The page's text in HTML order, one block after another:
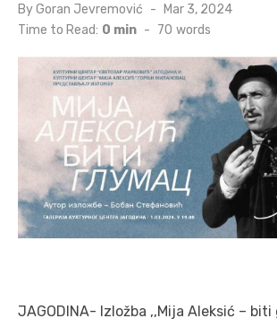
ByGoran Jevremović
Posted
on
Mar 3, 2024
Time to Read: 0 min - 70 words
JAGODINA- Izložba ,,Mija Aleksić –